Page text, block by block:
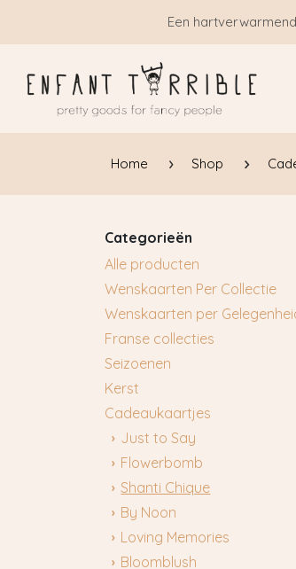
Een
Home Shop
Categorieën
Alle producten
Wenskaarten Per Collectie
Wenskaarten per
Franse collecties
Seizoenen
Kerst
Cadeaukaartjes
Just to Say
Flowerbomb
Shanti Chique
By Noon
Loving Memories
Bloomblush